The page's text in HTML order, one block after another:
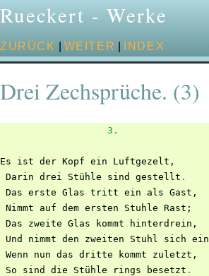
Rueckert - Werke
ZURÜCK WEITER INDEX
Drei Zechsprüche. (3)
3.
Es ist der Kopf ein Luftgezelt ,
Darin drei Stühle sind gestellt .
Das erste Glas tritt ein als Gast ,
Nimmt
auf dem ersten Stuhle Rast ;
Das
zweite Glas kommt hinterdrein ,
Und
nimmt den zweiten Stuhl sich ein
Wenn
nun das dritte kommt zuletzt ,
So
sind die Stühle rings besetzt .